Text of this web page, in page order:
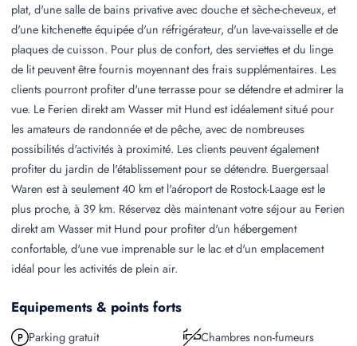
plat, d'une salle de bains privative avec douche et sèche-cheveux, et
d'une kitchenette équipée d'un réfrigérateur, d'un lave-vaisselle et de
plaques de cuisson. Pour plus de confort, des serviettes et du linge
de lit peuvent être fournis moyennant des frais supplémentaires. Les
clients pourront profiter d'une terrasse pour se détendre et admirer la
vue. Le Ferien direkt am Wasser mit Hund est idéalement situé pour
les amateurs de randonnée et de pêche, avec de nombreuses
possibilités d'activités à proximité. Les clients peuvent également
profiter du jardin de l'établissement pour se détendre. Buergersaal
Waren est à seulement 40 km et l'aéroport de Rostock-Laage est le
plus proche, à 39 km. Réservez dès maintenant votre séjour au Ferien
direkt am Wasser mit Hund pour profiter d'un hébergement
confortable, d'une vue imprenable sur le lac et d'un emplacement
idéal pour les activités de plein air.
Equipements & points forts
Parking gratuit
Chambres non-fumeurs